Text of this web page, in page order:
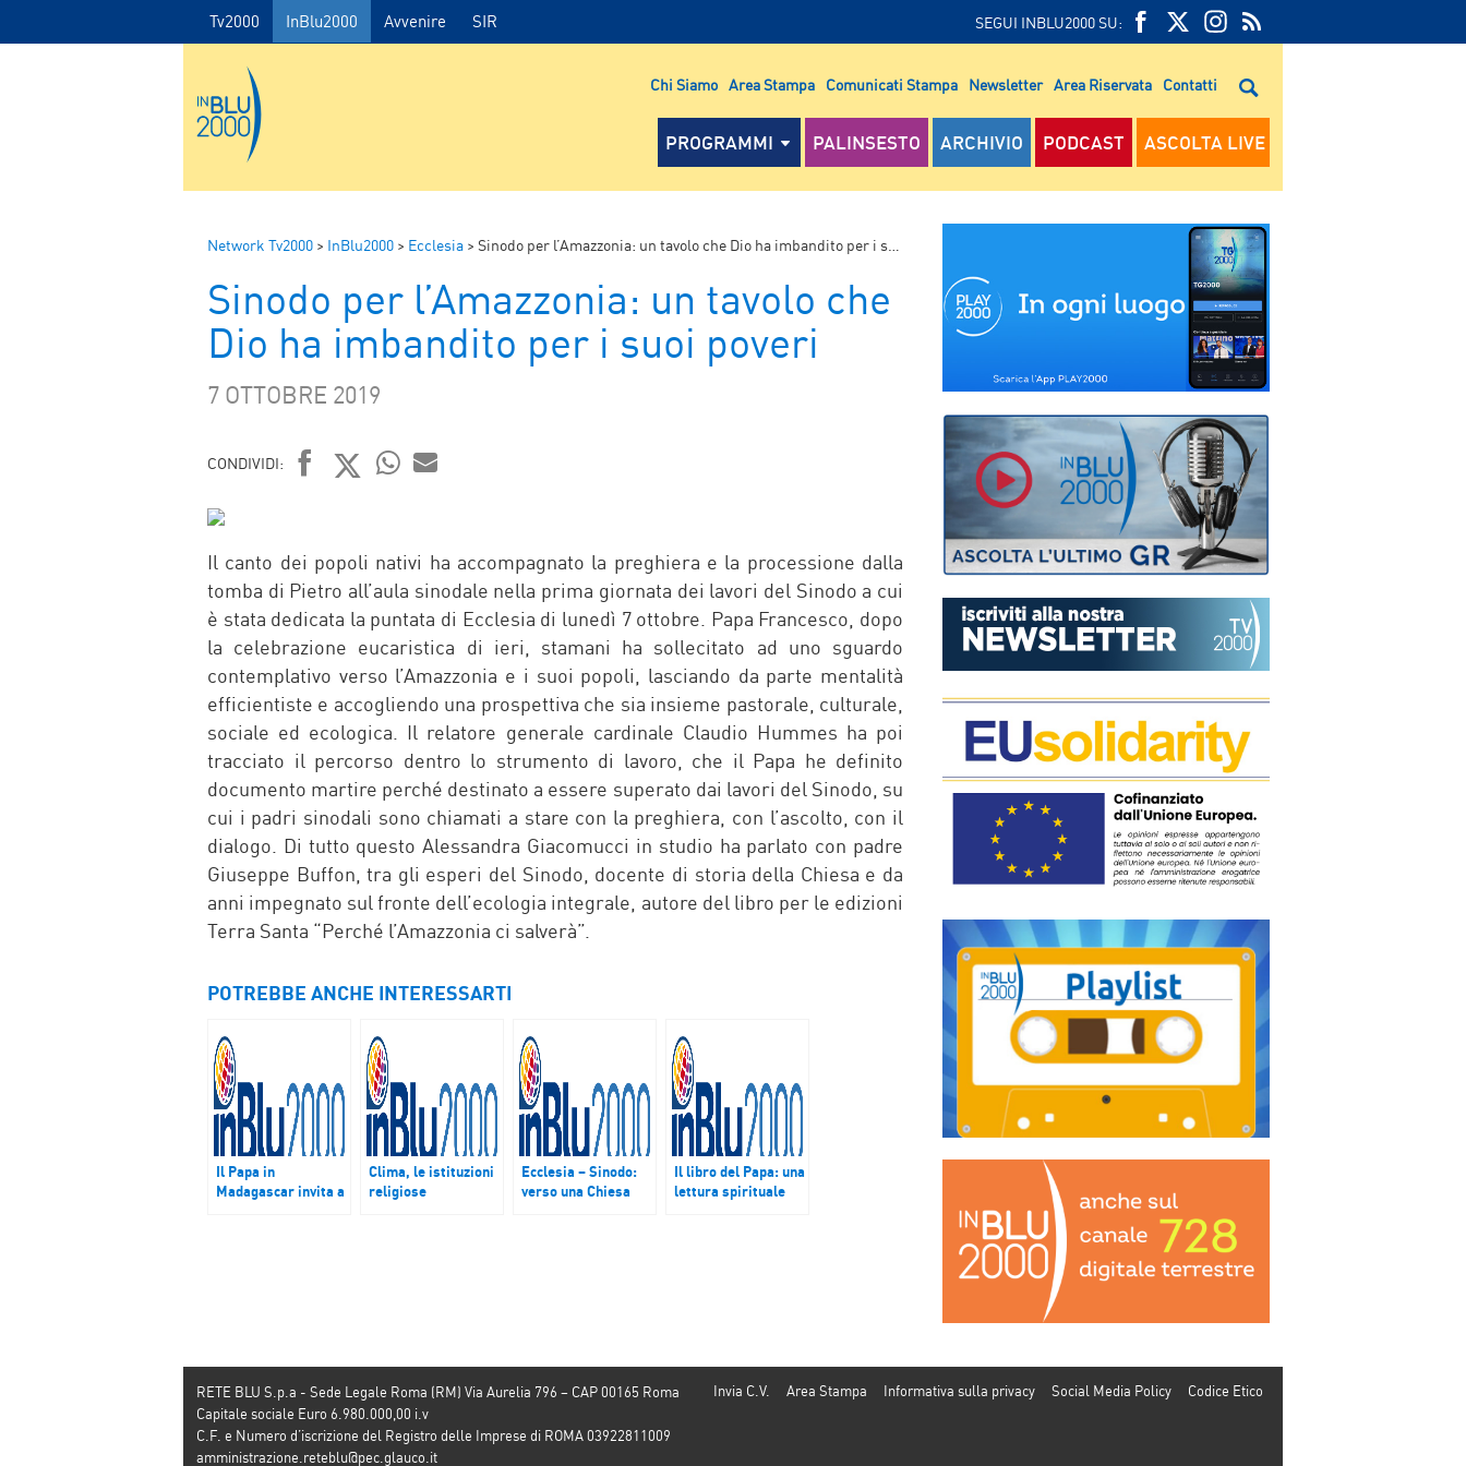
Tv2000 InBlu2000 Avvenire SIR SEGUI INBLU2000 SU:
FEED
RSS
RSS
Chi Siamo Area Stampa Comunicati Stampa Newsletter Area Riservata Contatti
PROGRAMMI PALINSESTO ARCHIVIO PODCAST ASCOLTA LIVE
Network Tv2000 > InBlu2000 > Ecclesia > Sinodo per l’Amazzonia: un tavolo che Dio ha imbandito per i suoi poveri
Sinodo per l’Amazzonia: un tavolo che
Dio ha imbandito per i suoi poveri
7 OTTOBRE 2019
CONDIVIDI:
Il canto dei popoli nativi ha accompagnato la preghiera e la processione dalla
tomba di Pietro all’aula sinodale nella prima giornata dei lavori del Sinodo a cui
è stata dedicata la puntata di Ecclesia di lunedì 7 ottobre. Papa Francesco, dopo
la celebrazione eucaristica di ieri, stamani ha sollecitato ad uno sguardo
contemplativo verso l’Amazzonia e i suoi popoli, lasciando da parte mentalità
efficientiste e accogliendo una prospettiva che sia insieme pastorale, culturale,
sociale ed ecologica. Il relatore generale cardinale Claudio Hummes ha poi
tracciato il percorso dentro lo strumento di lavoro, che il Papa he definito
documento martire perché destinato a essere superato dai lavori del Sinodo, su
cui i padri sinodali sono chiamati a stare con la preghiera, con l’ascolto, con il
dialogo. Di tutto questo Alessandra Giacomucci in studio ha parlato con padre
Giuseppe Buffon, tra gli esperi del Sinodo, docente di storia della Chiesa e da
anni impegnato sul fronte dell’ecologia integrale, autore del libro per le edizioni
Terra Santa “Perché l’Amazzonia ci salverà”.
POTREBBE ANCHE INTERESSARTI
Il Papa in
Madagascar invita a
Clima, le istituzioni
religiose
Ecclesia – Sinodo:
verso una Chiesa
Il libro del Papa: una
lettura spirituale
Invia C.V. Area Stampa Informativa sulla privacy Social Media Policy Codice Etico
RETE BLU S.p.a - Sede Legale Roma (RM) Via Aurelia 796 – CAP 00165 Roma
Capitale sociale Euro 6.980.000,00 i.v
C.F. e Numero d’iscrizione del Registro delle Imprese di ROMA 03922811009
amministrazione.reteblu@pec.glauco.it